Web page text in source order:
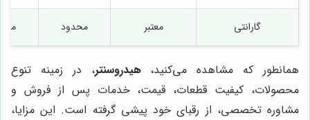
گارانتی معتبر محدود
همانطور که مشاهده می‌کنید،هیدروسنتر، در زمینه تنوع
محصولات، کیفیت قطعات، قیمت، خدمات پس از فروش و
مشاوره تخصصی، از رقبای خود پیشی گرفته است. این مزایا،